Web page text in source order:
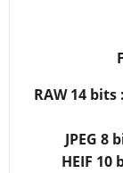
RAW 14 bits :
JPEG 8
HEIF 10